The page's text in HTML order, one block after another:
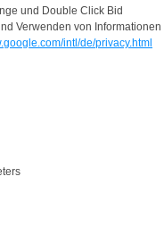
und Double Click Bid
Verwenden von Informationen
intl/de/privacy.html